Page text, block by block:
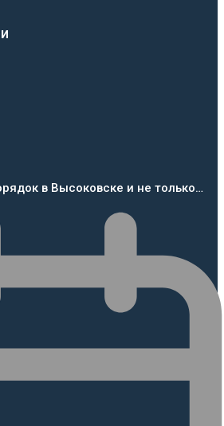
в Высоковске и не только…